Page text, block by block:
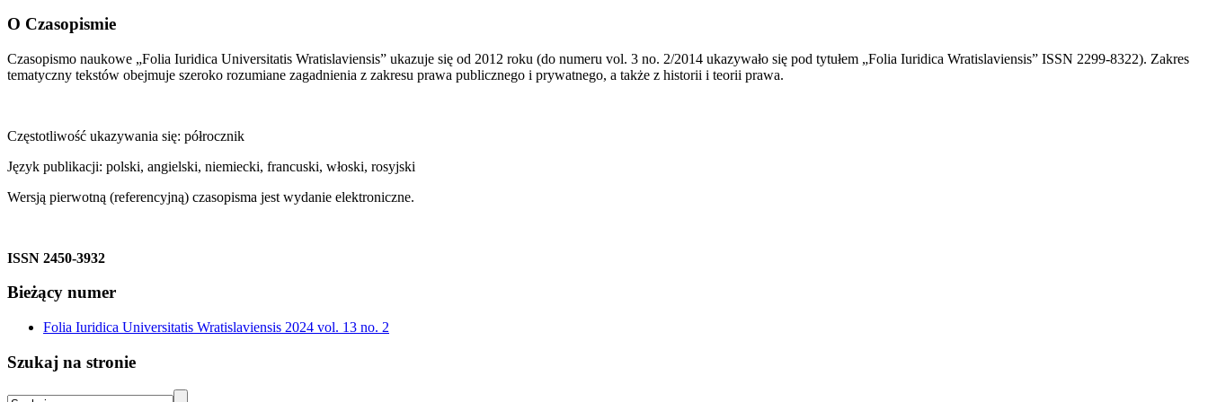
O Czasopismie
Czasopismo naukowe „Folia Iuridica Universitatis Wratislaviensis” ukazuje się od 2012 roku (do numeru vol. 3 no. 2/2014 ukazywało się pod tytułem „Folia Iuridica Wratislaviensis” ISSN 2299-8322). Zakres
tematyczny tekstów obejmuje szeroko rozumiane zagadnienia z zakresu prawa publicznego i prywatnego, a także z historii i teorii prawa.
Częstotliwość ukazywania się: półrocznik
Język publikacji: polski, angielski, niemiecki, francuski, włoski, rosyjski
Wersją pierwotną (referencyjną) czasopisma jest wydanie elektroniczne.
ISSN 2450-3932
Bieżący numer
Folia Iuridica Universitatis Wratislaviensis 2024 vol. 13 no. 2
Szukaj na stronie